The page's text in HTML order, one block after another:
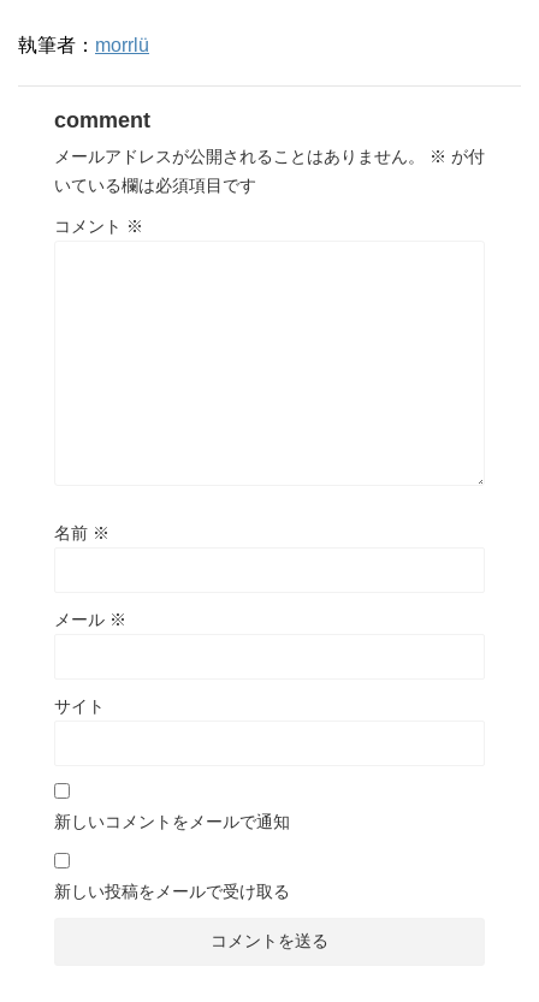
執筆者： morrlü
comment
メールアドレスが公開されることはありません。 ※ が付
いている欄は必須項目です
コメント ※
名前 ※
メール ※
サイト
新しいコメントをメールで通知
新しい投稿をメールで受け取る